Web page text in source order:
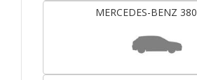
MERCEDES-BENZ 380